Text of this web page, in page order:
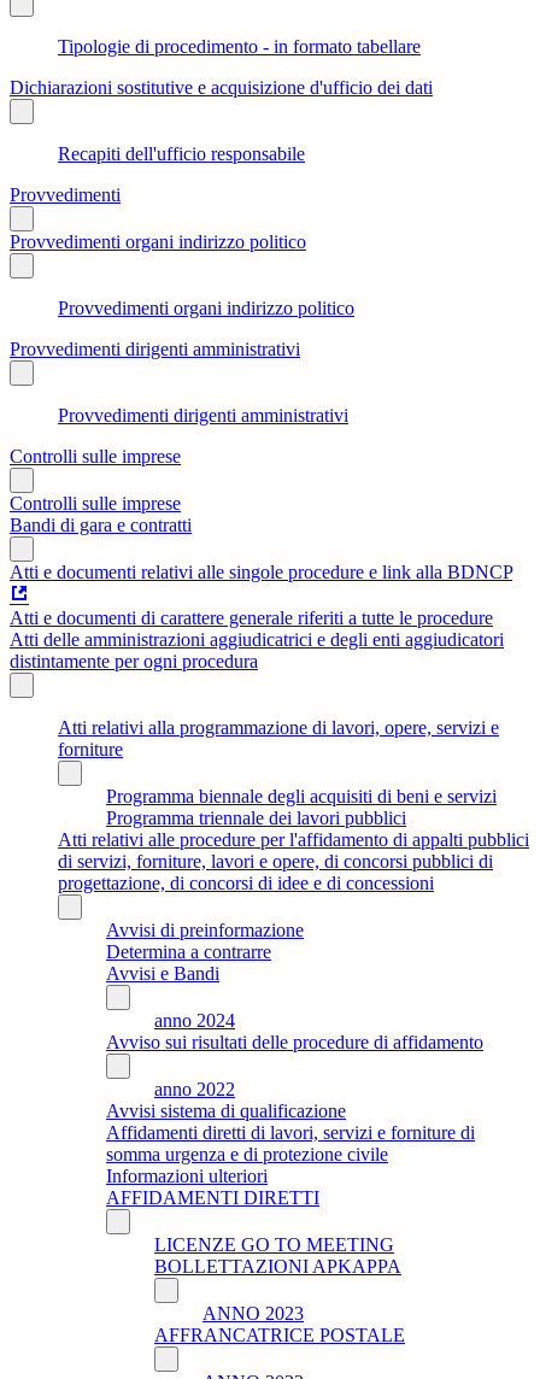
Tipologie di procedimento - in formato tabellare
Dichiarazioni sostitutive e acquisizione d'ufficio dei dati
Recapiti dell'ufficio responsabile
Provvedimenti
Provvedimenti organi indirizzo politico
Provvedimenti organi indirizzo politico
Provvedimenti dirigenti amministrativi
Provvedimenti dirigenti amministrativi
Controlli sulle imprese
Controlli sulle imprese
Bandi di gara e contratti
Atti e documenti relativi alle singole procedure e link alla BDNCP
Atti e documenti di carattere generale riferiti a tutte le procedure
Atti delle amministrazioni aggiudicatrici e degli enti aggiudicatori
distintamente per ogni procedura
Atti relativi alla programmazione di lavori, opere, servizi e
forniture
Programma biennale degli acquisiti di beni e servizi
Programma triennale dei lavori pubblici
Atti relativi alle procedure per l'affidamento di appalti pubblici
di servizi, forniture, lavori e opere, di concorsi pubblici di
progettazione, di concorsi di idee e di concessioni
Avvisi di preinformazione
Determina a contrarre
Avvisi e Bandi
anno 2024
Avviso sui risultati delle procedure di affidamento
anno 2022
Avvisi sistema di qualificazione
Affidamenti diretti di lavori, servizi e forniture di
somma urgenza e di protezione civile
Informazioni ulteriori
AFFIDAMENTI DIRETTI
LICENZE GO TO MEETING
BOLLETTAZIONI APKAPPA
ANNO 2023
AFFRANCATRICE POSTALE